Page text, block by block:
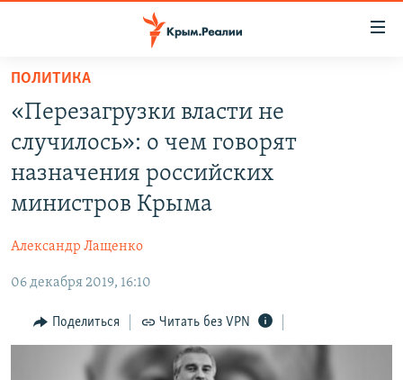
Вернуться
основному
содержанию
Вернутся
главной
Вернутся
СПЕЦПРОЕКТЫ
КАРТА ВОЕННЫХ ОБЪЕКТОВ КРЫМА
ВОДА
ИНТЕРАКТИВ
ИНФОГРАФИКА
ТЕЛЕПРОЕКТ КРЫМ.РЕАЛИИ
СОВЕТЫ ПРАВОЗАЩИТНИКОВ
РАДІО СВОБОДА
КАК ОБОЙТИ БЛОКИРОВКУ
Qırımtatar
ПОЛИТИКА
«Перезагрузки власти не
случилось»: о чем говорят
назначения российских
министров Крыма
Александр Лащенко
06 декабря 2019, 16:10
Поделиться Читать без VPN